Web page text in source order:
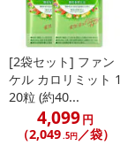
[2袋セット] ファン
ケル カロリミット 1
20粒 (約40...
4,099円
（2,049.5円／袋）